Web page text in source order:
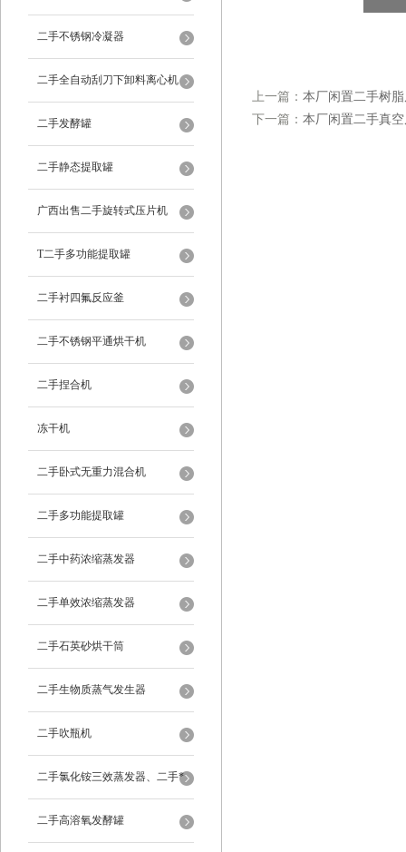
二手不锈钢冷凝器
二手全自动刮刀下卸料离心机
二手发酵罐
二手静态提取罐
广西出售二手旋转式压片机
T二手多功能提取罐
二手衬四氟反应釜
二手不锈钢平通烘干机
二手捏合机
冻干机
二手卧式无重力混合机
二手多功能提取罐
二手中药浓缩蒸发器
二手单效浓缩蒸发器
二手石英砂烘干筒
二手生物质蒸气发生器
二手吹瓶机
二手氯化铵三效蒸发器、二手*
蒸发器
二手高溶氧发酵罐
上一篇： 本厂闲置二手树
下一篇： 本厂闲置二手真